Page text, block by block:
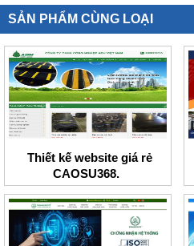
SẢN PHẨM CÙNG LOẠI
Thiết kế website giá rẻ
CAOSU368.